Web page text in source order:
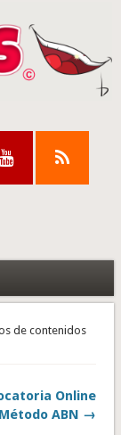
de contenidos
Online
Método ABN →